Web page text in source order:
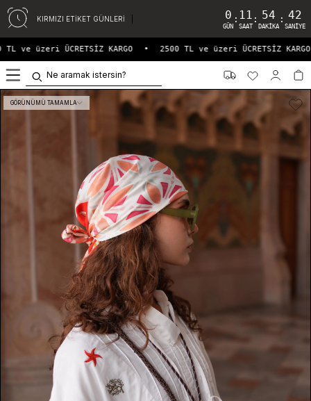
KIRMIZI ETİKET GÜNLERİ 0
GÜN
: 11
SAAT
: 54
DAKIKA
: 42
SANIYE
ve üzeri ÜCRETSİZ KARGO 2500 TL ve üzeri ÜCRETSİZ KARGO
GÖRÜNÜMÜ TAMAMLA